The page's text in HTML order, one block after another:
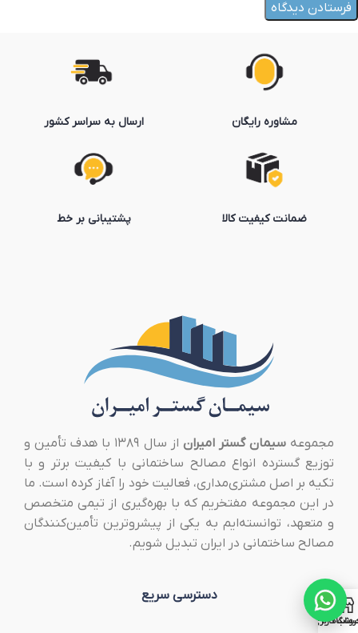
مشاوره رایگان
ضمانت کیفیت کالا
ارسال به سراسر کشور
پشتیبانی بر خط
مجموعهسیمان گستر امیران
از سال ۱۳۸۹ با هدف تأمین و
توزیع گسترده انواع مصالح ساختمانی با کیفیت برتر و با
تکیه بر اصل مشتری‌مداری، فعالیت خود را آغاز کرده است. ما
در این مجموعه مفتخریم که با بهره‌گیری از تیمی متخصص
و متعهد، توانسته‌ایم به یکی از پیشروترین تأمین‌کنندگان
مصالح ساختمانی در ایران تبدیل شویم.
دسترسی سریع
کاربری من